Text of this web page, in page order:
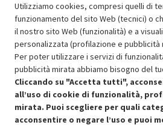
Resi e garanzie
Stato prodotti
Utilizziamo cookies, compresi quelli di
funzionamento del sito Web (tecnici) o
il nostro sito Web (funzionalità) e a
personalizzata (profilazione e pubblicità
Per poter utilizzare i servizi di
pubblicità mirata abbiamo bisogno del
Cliccando su "Accetta tutti",
all’uso di cookie di funzionalità,
mirata. Puoi scegliere per quali
acconsentire o negare l’uso e puoi